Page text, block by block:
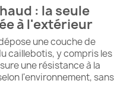
: la seule
à l'extérieur
une couche de
caillebotis, y compris les
une résistance à la
l'environnement, sans